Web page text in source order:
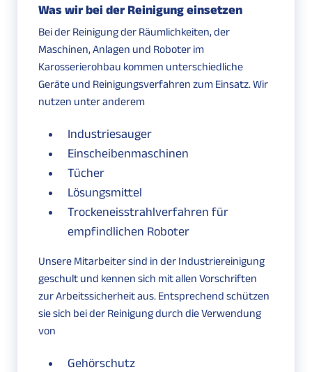
Was wir bei der Reinigung einsetzen
Bei der Reinigung der Räumlichkeiten, der
Maschinen, Anlagen und Roboter im
Karosserierohbau kommen unterschiedliche
Geräte und Reinigungsverfahren zum Einsatz. Wir
nutzen unter anderem
Industriesauger
Einscheibenmaschinen
Tücher
Lösungsmittel
Trockeneisstrahlverfahren für
empfindlichen Roboter
Unsere Mitarbeiter sind in der Industriereinigung
geschult und kennen sich mit allen Vorschriften
zur Arbeitssicherheit aus. Entsprechend schützen
sie sich bei der Reinigung durch die Verwendung
von
Gehörschutz